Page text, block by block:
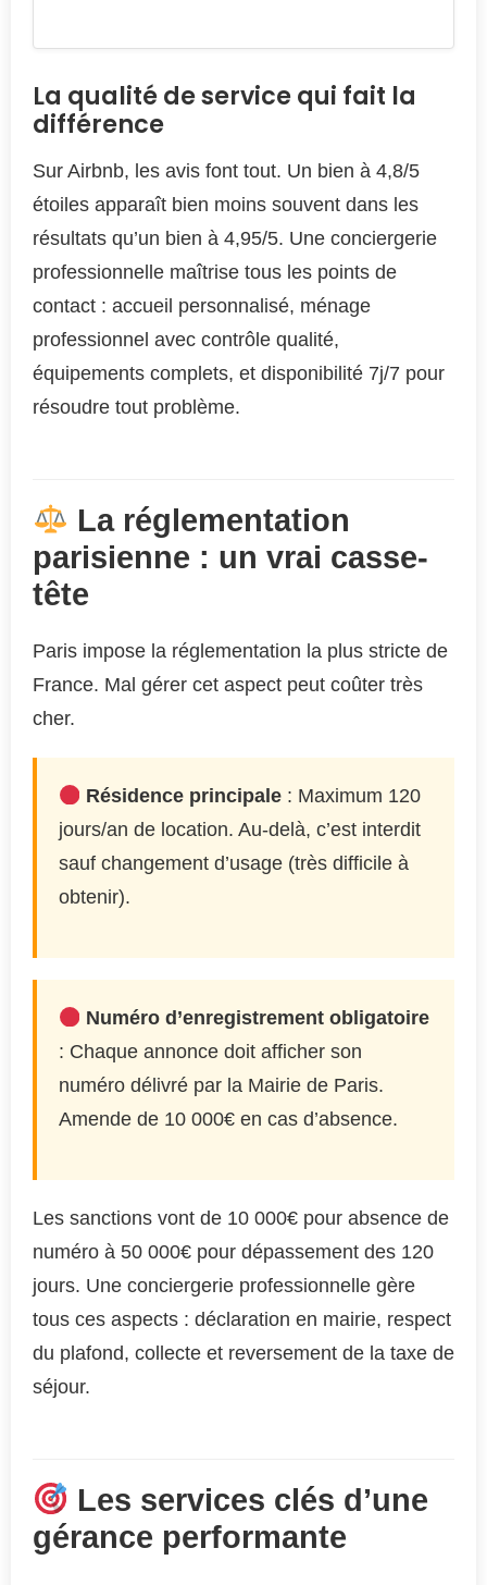
La qualité de service qui fait la
différence
Sur Airbnb, les avis font tout. Un bien à 4,8/5
étoiles apparaît bien moins souvent dans les
résultats qu’un bien à 4,95/5. Une conciergerie
professionnelle maîtrise tous les points de
contact : accueil personnalisé, ménage
professionnel avec contrôle qualité,
équipements complets, et disponibilité 7j/7 pour
résoudre tout problème.
La réglementation
parisienne : un vrai casse-
tête
Paris impose la réglementation la plus stricte de
France. Mal gérer cet aspect peut coûter très
cher.
Résidence principale : Maximum 120
jours/an de location. Au-delà, c’est interdit
sauf changement d’usage (très difficile à
obtenir).
Numéro d’enregistrement obligatoire
: Chaque annonce doit afficher son
numéro délivré par la Mairie de Paris.
Amende de 10 000€ en cas d’absence.
Les sanctions vont de 10 000€ pour absence de
numéro à 50 000€ pour dépassement des 120
jours. Une conciergerie professionnelle gère
tous ces aspects : déclaration en mairie, respect
du plafond, collecte et reversement de la taxe de
séjour.
Les services clés d’une
gérance performante